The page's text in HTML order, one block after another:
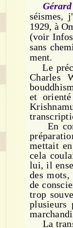
séismes,
1929, à
(voir
sans
ment.
Le
Charles
et
En
mettait
cela
lui, il
des
de
trop
plusieurs
La